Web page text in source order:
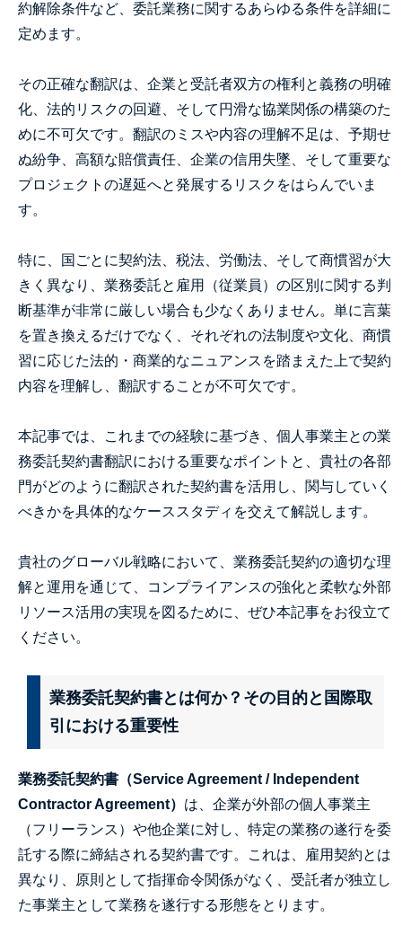
約解除条件など、委託業務に関するあらゆる条件を詳細に
定めます。
その正確な翻訳は、企業と受託者双方の権利と義務の明確
化、法的リスクの回避、そして円滑な協業関係の構築のた
めに不可欠です。翻訳のミスや内容の理解不足は、予期せ
ぬ紛争、高額な賠償責任、企業の信用失墜、そして重要な
プロジェクトの遅延へと発展するリスクをはらんでいま
す。
特に、国ごとに契約法、税法、労働法、そして商慣習が大
きく異なり、業務委託と雇用（従業員）の区別に関する判
断基準が非常に厳しい場合も少なくありません。単に言葉
を置き換えるだけでなく、それぞれの法制度や文化、商慣
習に応じた法的・商業的なニュアンスを踏まえた上で契約
内容を理解し、翻訳することが不可欠です。
本記事では、これまでの経験に基づき、個人事業主との業
務委託契約書翻訳における重要なポイントと、貴社の各部
門がどのように翻訳された契約書を活用し、関与していく
べきかを具体的なケーススタディを交えて解説します。
貴社のグローバル戦略において、業務委託契約の適切な理
解と運用を通じて、コンプライアンスの強化と柔軟な外部
リソース活用の実現を図るために、ぜひ本記事をお役立て
ください。
業務委託契約書とは何か？その目的と国際取
引における重要性
業務委託契約書（Service Agreement / Independent
Contractor Agreement） は、企業が外部の個人事業主
（フリーランス）や他企業に対し、特定の業務の遂行を委
託する際に締結される契約書です。これは、雇用契約とは
異なり、原則として指揮命令関係がなく、受託者が独立し
た事業主として業務を遂行する形態をとります。